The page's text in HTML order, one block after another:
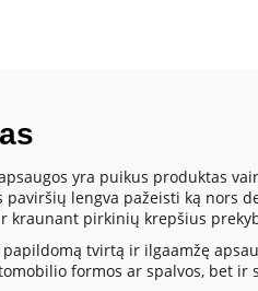
yra puikus produktas
paviršių lengva pažeisti ką nors
kraunant pirkinių krepšius
tvirtą ir ilgaamžę
formos ar spalvos, bet